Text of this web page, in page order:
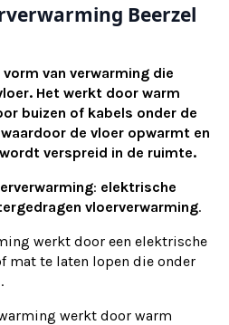
Beerzel
van verwarming die
Het werkt door warm
buizen of kabels onder de
de vloer opwarmt en
verspreid in de ruimte.
: elektrische
vloerverwarming.
werkt door een elektrische
mat te laten lopen die onder
werkt door warm